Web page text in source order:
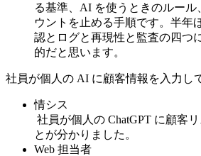
る基準、AI を使うときのルール
ウントを止める手順です。半年
認とログと再現性と監査の四つ
的だと思います。
社員が個人の AI に顧客情報を入力し
情シス
社員が個人の ChatGPT に顧客
とが分かりました。
Web 担当者